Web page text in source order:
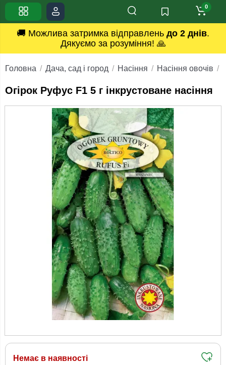
🚚 Можлива затримка відправлень до 2 днів.
Дякуємо за розуміння! 🙏
0
Головна Дача, сад і город Насіння Насіння овочів
Огірок Руфус F1 5 г інкрустоване насіння
Немає в наявності